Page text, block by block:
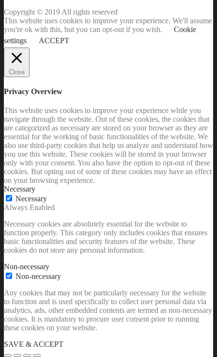
Copyright © 2019 All rights reserved
This website uses cookies to improve your experience. We'll assume
you're ok with this, but you can opt-out if you wish.
Cookie
settings
ACCEPT
Close
Privacy Overview
This website uses cookies to improve your experience while you
navigate through the website. Out of these cookies, the cookies that
are categorized as necessary are stored on your browser as they are
essential for the working of basic functionalities of the website. We
also use third-party cookies that help us analyze and understand how
you use this website. These cookies will be stored in your browser
only with your consent. You also have the option to opt-out of these
cookies. But opting out of some of these cookies may have an effect
on your browsing experience.
Necessary
Necessary
Always Enabled
Necessary cookies are absolutely essential for the website to
function properly. This category only includes cookies that ensures
basic functionalities and security features of the website. These
cookies do not store any personal information.
Non-necessary
Non-necessary
Any cookies that may not be particularly necessary for the website
to function and is used specifically to collect user personal data via
analytics, ads, other embedded contents are termed as non-necessary
cookies. It is mandatory to procure user consent prior to running
these cookies on your website.
SAVE & ACCEPT